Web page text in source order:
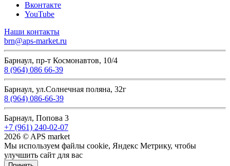
Вконтакте
YouTube
Наши контакты
brn@aps-market.ru
Барнаул, пр-т Космонавтов, 10/4
8 (964) 086 66-39
Барнаул, ул.Солнечная поляна, 32г
8 (964) 086-66-39
Барнаул, Попова 3
+7 (961) 240-02-07
2026 © APS market
Мы используем файлы cookie, Яндекс Метрику, чтобы
улучшить сайт для вас